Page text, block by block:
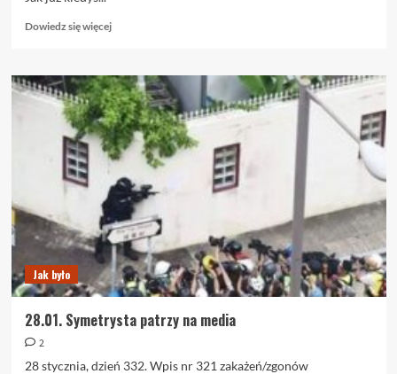
Dowiedz się więcejDowiedz
o
29.01.
Obejrzałem
amerykańskiego
produkcyjniaka
Jak było
28.01. Symetrysta patrzy na media
2
28 stycznia, dzień 332. Wpis nr 321 zakażeń/zgonów